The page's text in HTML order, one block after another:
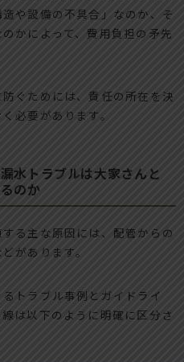
や設備の不具合」なのか、そ
かによって、費用負担の矛先
ぐためには、責任の所在を決
必要があります。
水トラブルは大家さんと
のか
る主な原因には、配管からの
があります。
トラブル事例とガイドライ
は以下のように明確に区分さ